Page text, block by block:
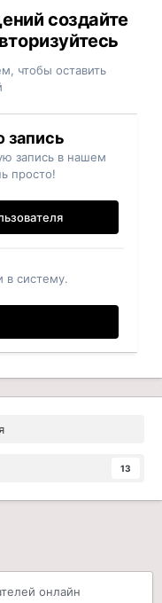
создайте
чтобы оставить
запись
запись в нашем
просто!
в систему.
13
онлайн